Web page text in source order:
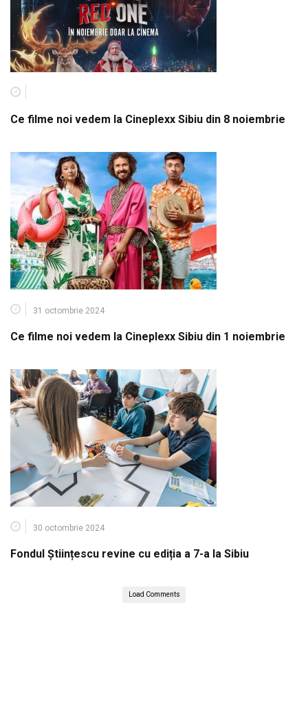
Ce filme noi vedem la Cineplexx Sibiu din 8 noiembrie
31 octombrie 2024
Ce filme noi vedem la Cineplexx Sibiu din 1 noiembrie
30 octombrie 2024
Fondul Științescu revine cu ediția a 7-a la Sibiu
Load Comments